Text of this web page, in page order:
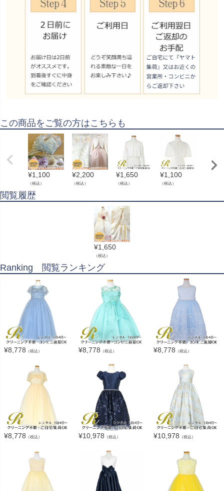
この商品をご覧の方はこちらも
¥1,100
（税込）
¥2,200
（税込）
¥1,650
（税込）
¥1,100
（税込）
閲覧履歴
¥1,650
（税込）
Ranking 閲覧ランキング
¥8,778 （税込） ¥8,778 （税込） ¥8,778 （税込）
¥8,778 （税込） ¥10,978 （税込） ¥10,978 （税込）